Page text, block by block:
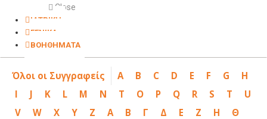
Close
ΙΑΤΡΙΚΗ
ΓΕΝΙΚΑ
ΒΟΗΘΗΜΑΤΑ
Όλοι οι Συγγραφείς A B C D E F G
H
I
J K L M N T O P Q R S T
U
V
W X Y Z Α Β Γ Δ Ε Ζ Η
Θ